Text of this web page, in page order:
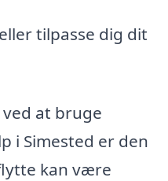
tilpasse dig dit
at bruge
i Simested er den
kan være